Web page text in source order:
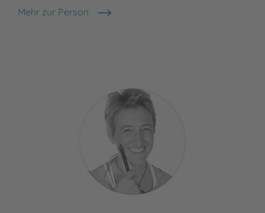
Mehr zur Person
Sabine Bohlmann